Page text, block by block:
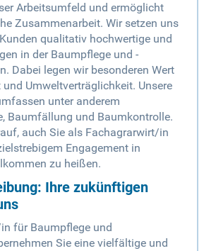
Arbeitsumfeld und ermöglicht
Zusammenarbeit. Wir setzen uns
qualitativ hochwertige und
in der Baumpflege und -
Dabei legen wir besonderen Wert
Umweltverträglichkeit. Unsere
unter anderem
Baumfällung und Baumkontrolle.
auch Sie als Fachagrarwirt/in
Engagement in
zu heißen.
Ihre zukünftigen
für Baumpflege und
Sie eine vielfältige und